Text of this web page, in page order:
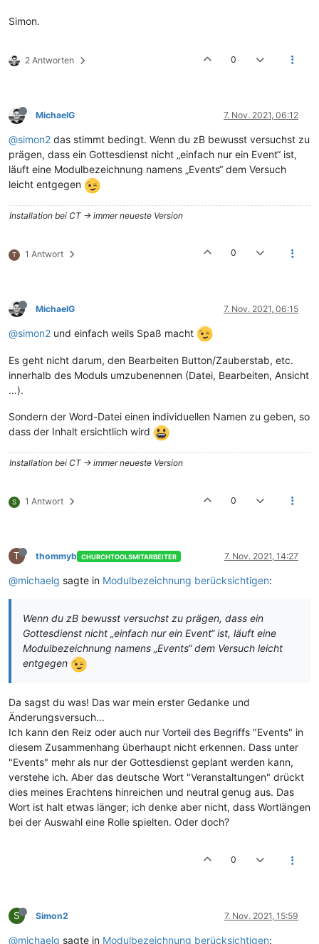
Simon.
2 Antworten 0
MichaelG 7. Nov. 2021, 06:12
@simon2 das stimmt bedingt. Wenn du zB bewusst versuchst zu
prägen, dass ein Gottesdienst nicht „einfach nur ein Event“ ist,
läuft eine Modulbezeichnung namens „Events“ dem Versuch
leicht entgegen
Installation bei CT -> immer neueste Version
T 1 Antwort 0
MichaelG 7. Nov. 2021, 06:15
@simon2 und einfach weils Spaß macht
Es geht nicht darum, den Bearbeiten Button/Zauberstab, etc.
innerhalb des Moduls umzubenennen (Datei, Bearbeiten, Ansicht
…).
Sondern der Word-Datei einen individuellen Namen zu geben, so
dass der Inhalt ersichtlich wird
Installation bei CT -> immer neueste Version
S 1 Antwort 0
T thommyb CHURCHTOOLSMITARBEITER 7. Nov. 2021, 14:27
@michaelg sagte in Modulbezeichnung berücksichtigen:
Wenn du zB bewusst versuchst zu prägen, dass ein
Gottesdienst nicht „einfach nur ein Event“ ist, läuft eine
Modulbezeichnung namens „Events“ dem Versuch leicht
entgegen
Da sagst du was! Das war mein erster Gedanke und
Änderungsversuch...
Ich kann den Reiz oder auch nur Vorteil des Begriffs "Events" in
diesem Zusammenhang überhaupt nicht erkennen. Dass unter
"Events" mehr als nur der Gottesdienst geplant werden kann,
verstehe ich. Aber das deutsche Wort "Veranstaltungen" drückt
dies meines Erachtens hinreichen und neutral genug aus. Das
Wort ist halt etwas länger; ich denke aber nicht, dass Wortlängen
bei der Auswahl eine Rolle spielten. Oder doch?
0
S Simon2 7. Nov. 2021, 15:59
@michaelg sagte in Modulbezeichnung berücksichtigen: